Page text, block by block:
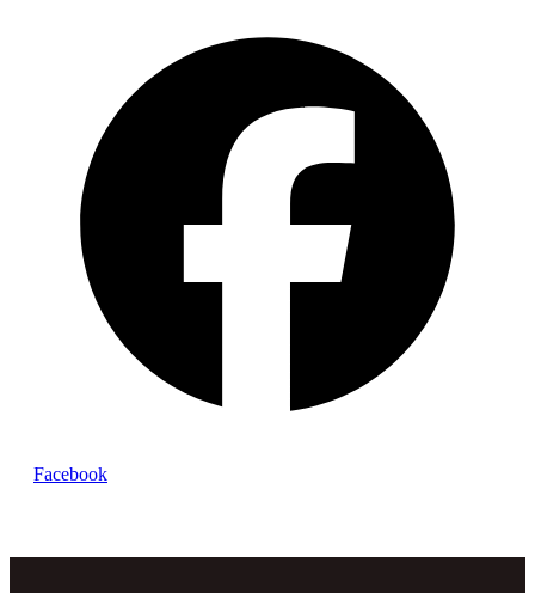
Facebook